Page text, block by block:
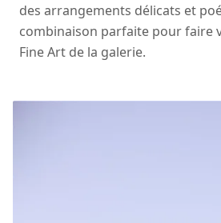
des arrangements délicats et
combinaison parfaite pour faire
Fine Art de la galerie.